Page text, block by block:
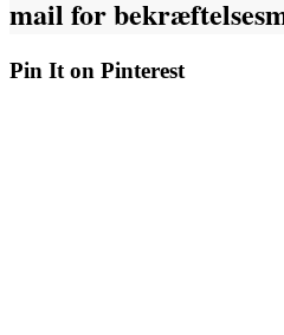
mail for
Pin It on Pinterest